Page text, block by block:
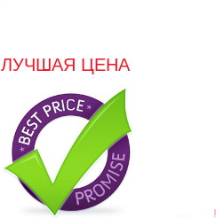
ЛУЧШАЯ ЦЕНА